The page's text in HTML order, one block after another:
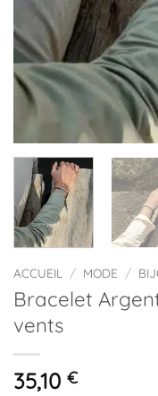
ACCUEIL / MODE /
Bracelet
vents
35,10 €